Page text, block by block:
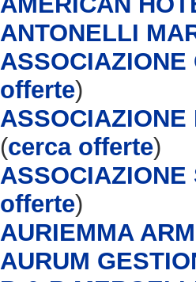
ANTONELLI
ASSOCIAZIONE
offerte)
ASSOCIAZIONE
(cerca offerte)
offerte)
AURIEMMA
AURUM